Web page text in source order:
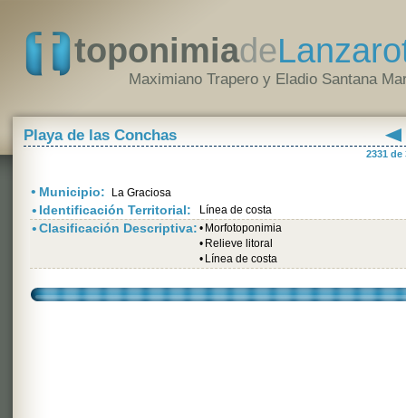
toponimiade
Maximiano Trapero y Eladio Santana
Playa de las Conchas
2331 de
• Municipio: La Graciosa
• Identificación Territorial: Línea de costa
•Clasificación Descriptiva: • Morfotoponimia
• Relieve litoral
• Línea de costa